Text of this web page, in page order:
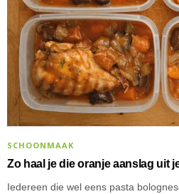
SCHOONMAAK
Zo haal je die oranje aanslag uit
Iedereen die wel eens pasta